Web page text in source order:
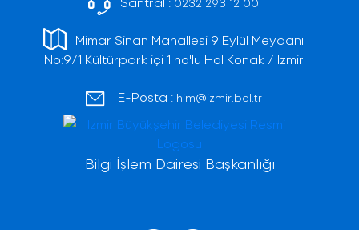
0232 293 12 00
Mimar Sinan Mahallesi 9 Eylül Meydanı
No:9/1 Kültürpark içi 1 no'lu Hol Konak / İzmir
E-Posta : him@izmir.bel.tr
Bilgi İşlem Dairesi Başkanlığı